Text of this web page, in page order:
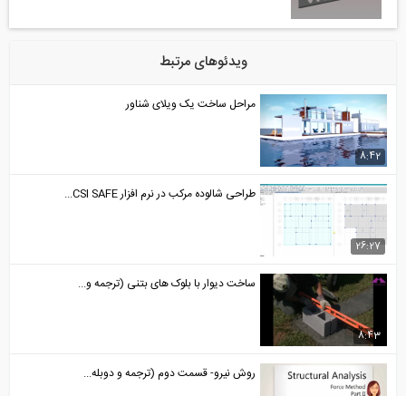
ویدئوهای مرتبط
8:42
مراحل ساخت یک ویلای شناور
26:27
طراحی شالوده مرکب در نرم افزار CSI SAFE...
8:43
ساخت دیوار با بلوک های بتنی (ترجمه و...
روش نیرو- قسمت دوم (ترجمه و دوبله...